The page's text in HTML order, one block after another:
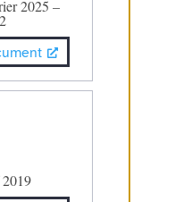
2025 –